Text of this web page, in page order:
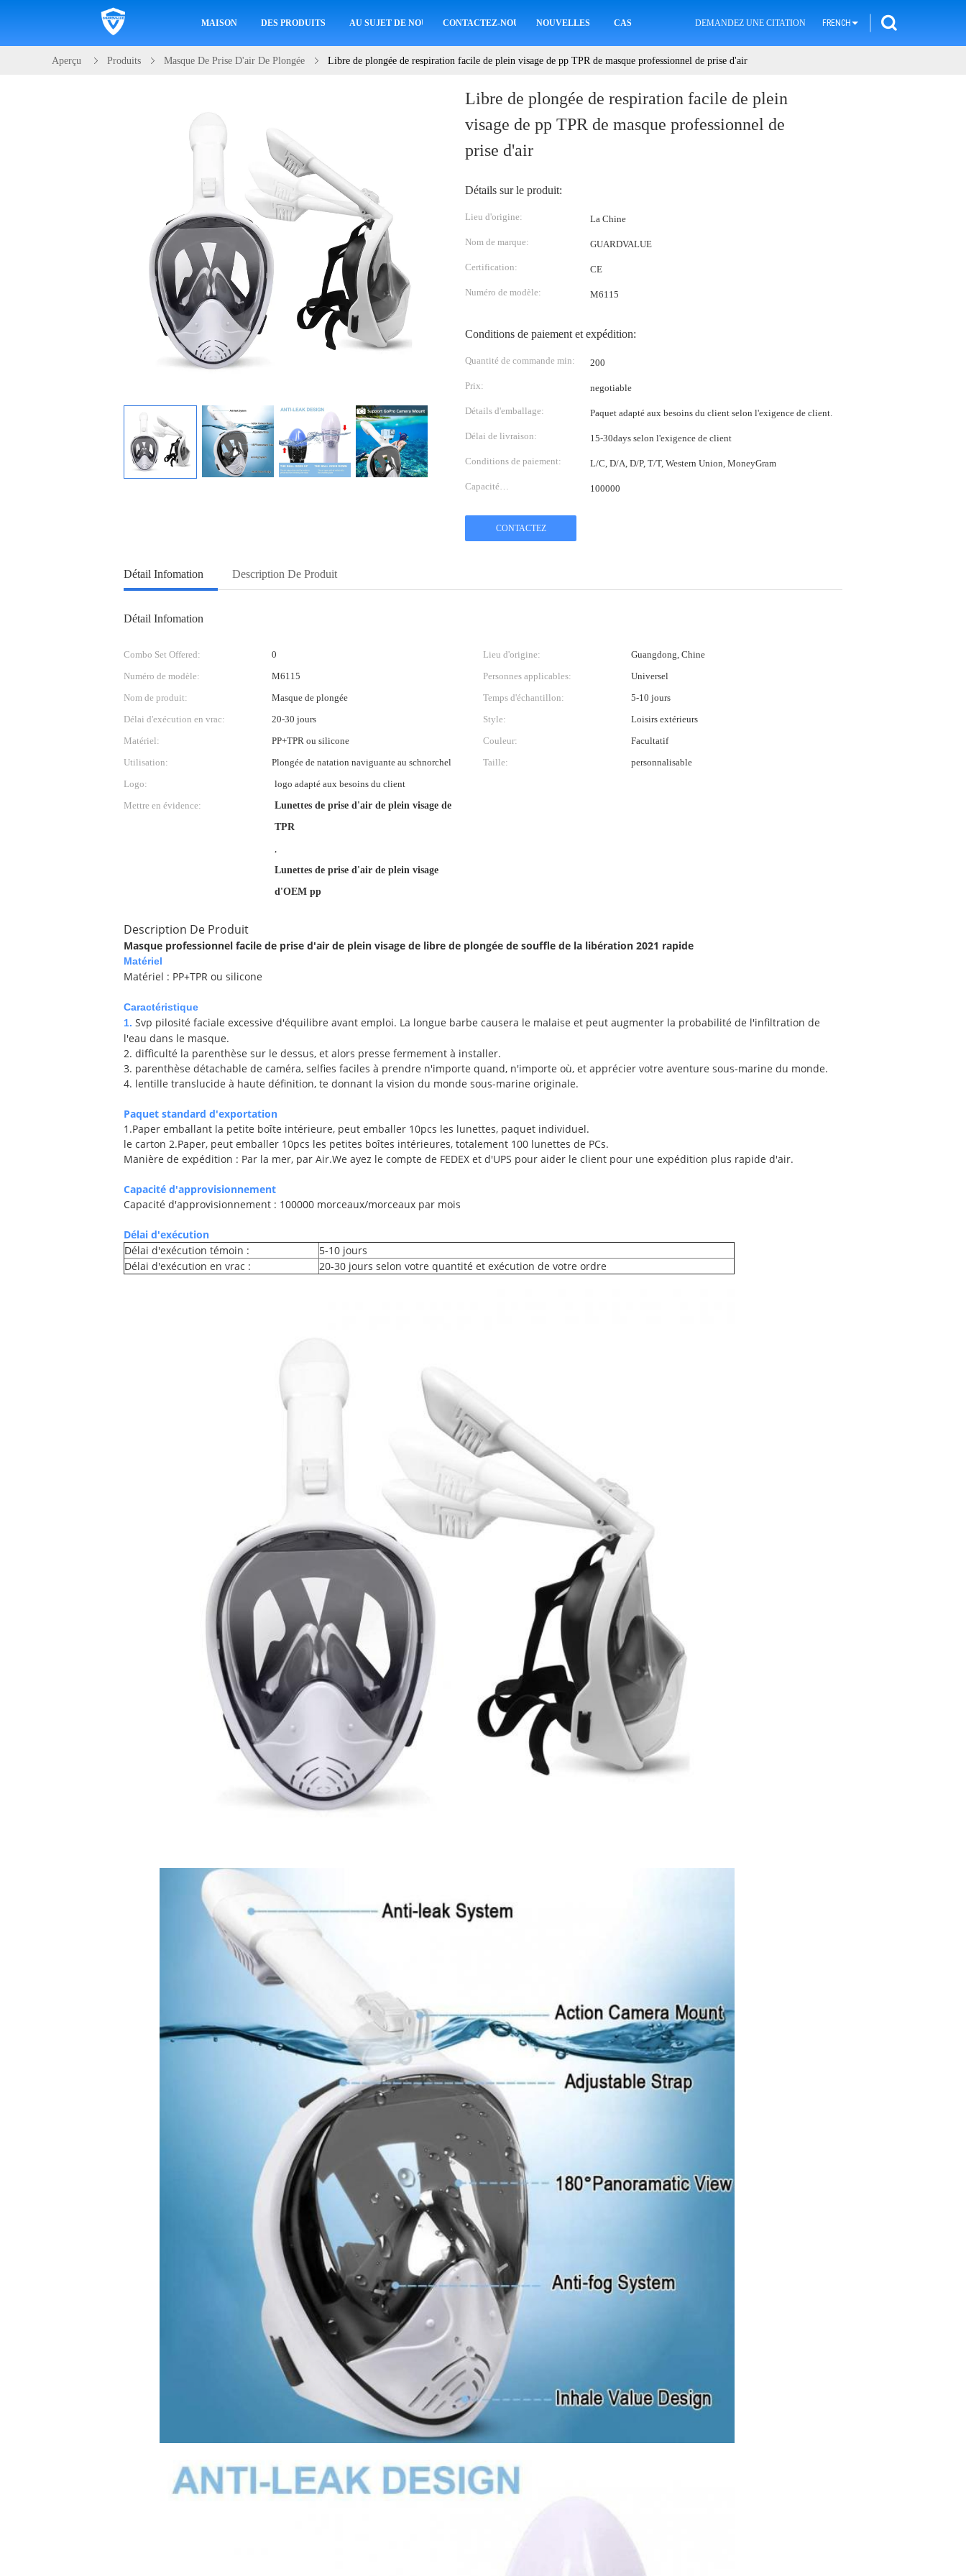
MAISON DES PRODUITS AU SUJET DE NOUS CONTACTEZ-NOUS NOUVELLES CAS DEMANDEZ UNE CITATION FRENCH
Aperçu Produits Masque De Prise D'air De Plongée Libre de plongée de respiration facile de plein visage de pp TPR de masque professionnel de prise d'air
Libre de plongée de respiration facile de plein
visage de pp TPR de masque professionnel de
prise d'air
Détails sur le produit:
Lieu d'origine: La Chine
Nom de marque: GUARDVALUE
Certification: CE
Numéro de modèle: M6115
Conditions de paiement et expédition:
Quantité de commande min: 200
Prix: negotiable
Détails d'emballage: Paquet adapté aux besoins du client selon l'exigence de client.
Délai de livraison: 15-30days selon l'exigence de client
Conditions de paiement: L/C, D/A, D/P, T/T, Western Union, MoneyGram
Capacité
100000
CONTACTEZ
Détail Infomation Description De Produit
Détail Infomation
Combo Set Offered: 0 Lieu d'origine:
Guangdong, Chine
Numéro de modèle:
M6115 Personnes applicables:
Universel
Nom de produit:
Masque de plongée Temps d'échantillon:
5-10 jours
Délai d'exécution en vrac:
20-30 jours Style:
Loisirs extérieurs
Matériel:
PP+TPR ou silicone Couleur:
Facultatif
Utilisation:
Plongée de natation naviguante au schnorchel Taille:
personnalisable
Logo:
logo adapté aux besoins du client
Mettre en évidence:
Lunettes de prise d'air de plein visage de
TPR
,
Lunettes de prise d'air de plein visage
d'OEM pp
Description De Produit
Masque professionnel facile de prise d'air de plein visage de libre de plongée de souffle de la libération 2021 rapide
Matériel
Matériel : PP+TPR ou silicone
Caractéristique
1. Svp pilosité faciale excessive d'équilibre avant emploi. La longue barbe causera le malaise et peut augmenter la probabilité de l'infiltration de
l'eau dans le masque.
2. difficulté la parenthèse sur le dessus, et alors presse fermement à installer.
3. parenthèse détachable de caméra, selfies faciles à prendre n'importe quand, n'importe où, et apprécier votre aventure sous-marine du monde.
4. lentille translucide à haute définition, te donnant la vision du monde sous-marine originale.
Paquet standard d'exportation
1.Paper emballant la petite boîte intérieure, peut emballer 10pcs les lunettes, paquet individuel.
le carton 2.Paper, peut emballer 10pcs les petites boîtes intérieures, totalement 100 lunettes de PCs.
Manière de expédition : Par la mer, par Air.We ayez le compte de FEDEX et d'UPS pour aider le client pour une expédition plus rapide d'air.
Capacité d'approvisionnement
Capacité d'approvisionnement : 100000 morceaux/morceaux par mois
Délai d'exécution
Délai d'exécution témoin :
5-10 jours
Délai d'exécution en vrac :
20-30 jours selon votre quantité et exécution de votre ordre